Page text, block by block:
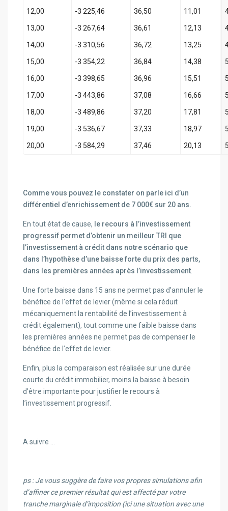
12,00 -3 225,46 36,50 11,01
13,00 -3 267,64 36,61 12,13
14,00 -3 310,56 36,72 13,25
15,00 -3 354,22 36,84 14,38
16,00 -3 398,65 36,96 15,51
17,00 -3 443,86 37,08 16,66
18,00 -3 489,86 37,20 17,81
19,00 -3 536,67 37,33 18,97
20,00 -3 584,29 37,46 20,13
Comme vous pouvez le constater on parle ici d’un
différentiel d’enrichissement de 7 000€ sur 20 ans.
En tout état de cause, le recours à l’investissement
progressif permet d’obtenir un meilleur TRI que
l’investissement à crédit dans notre scénario que
dans l’hypothèse d’une baisse forte du prix des parts,
dans les premières années après l’investissement
Une forte baisse dans 15 ans ne permet pas d’annuler le
bénéfice de l’effet de levier (même si cela réduit
mécaniquement la rentabilité de l’investissement à
crédit également), tout comme une faible baisse dans
les premières années ne permet pas de compenser le
bénéfice de l’effet de levier.
Enfin, plus la comparaison est réalisée sur une durée
courte du crédit immobilier, moins la baisse à besoin
d’être importante pour justifier le recours à
l’investissement progressif.
A suivre …
ps : Je vous suggère de faire vos propres simulations afin
d’affiner ce premier résultat qui est affecté par votre
tranche marginale d’imposition (ici une situation avec une